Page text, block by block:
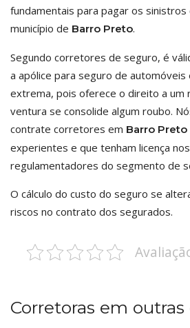
fundamentais para pagar os
município de Barro Preto.
Segundo corretores de seguro, é
a apólice para seguro de automóveis
extrema, pois oferece o direito a um
ventura se consolide algum roubo.
contrate corretores em Barro Preto
experientes e que tenham licença
regulamentadores do segmento de
O cálculo do custo do seguro se
riscos no contrato dos segurados.
Corretoras em